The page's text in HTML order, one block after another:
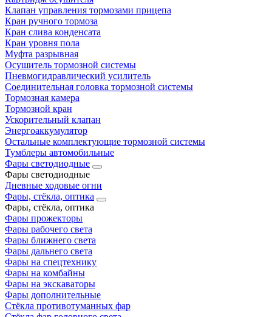
Клапан управления тормозами прицепа
Кран ручного тормоза
Кран слива конденсата
Кран уровня пола
Муфта разрывная
Осушитель тормозной системы
Пневмогидравлический усилитель
Соединительная головка тормозной системы
Тормозная камера
Тормозной кран
Ускорительный клапан
Энергоаккумулятор
Остальные комплектующие тормозной системы
Тумблеры автомобильные
Фары светодиодные
Фары светодиодные
Дневные ходовые огни
Фары, стёкла, оптика
Фары, стёкла, оптика
Фары прожекторы
Фары рабочего света
Фары ближнего света
Фары дальнего света
Фары на спецтехнику
Фары на комбайны
Фары на экскаваторы
Фары дополнительные
Стёкла противотуманных фар